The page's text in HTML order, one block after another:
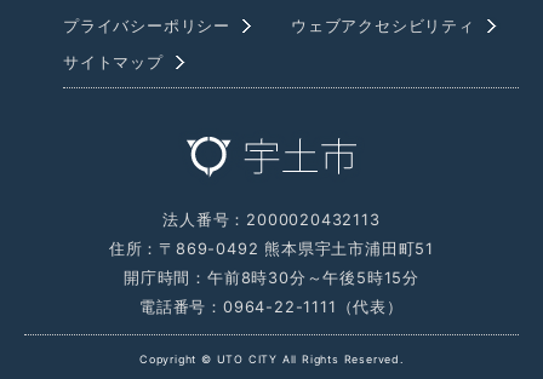
プライバシーポリシー
ウェブアクセシビリティ
サイトマップ
法人番号：2000020432113
住所：〒869-0492 熊本県宇土市浦田町51
開庁時間：午前8時30分～午後5時15分
電話番号：0964-22-1111（代表）
Copyright © UTO CITY All Rights Reserved.